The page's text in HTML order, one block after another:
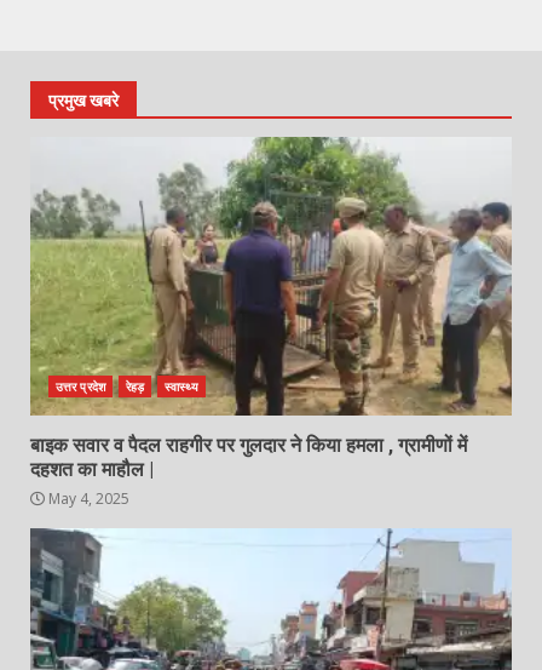
प्रमुख खबरे
उत्तर प्रदेश रेहड़ स्वास्थ्य
बाइक सवार व पैदल राहगीर पर गुलदार ने किया हमला , ग्रामीणों में
दहशत का माहौल |
May 4, 2025